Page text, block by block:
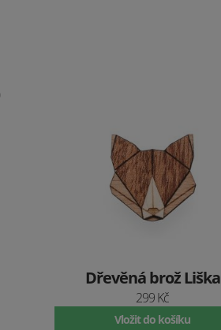
Dřevěná brož Liška
299 Kč
Vložit do košíku